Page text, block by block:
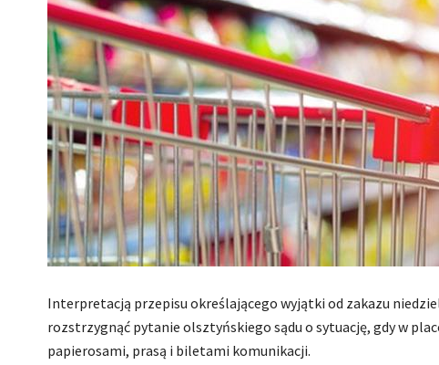
Interpretacją przepisu określającego wyjątki od zakazu
rozstrzygnąć pytanie olsztyńskiego sądu o sytuację, gdy w
papierosami, prasą i biletami komunikacji.